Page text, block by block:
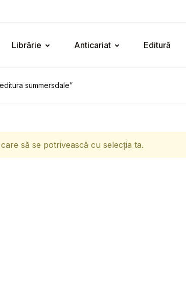
Librărie Anticariat Editură
summersdale”
să se potrivească cu selecția ta.